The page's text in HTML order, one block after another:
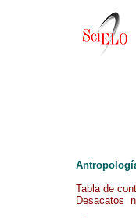
Tabla de
Desacatos